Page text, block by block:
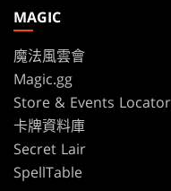
MAGIC
魔法風雲會
Magic.gg
Store & Events Locator
卡牌資料庫
Secret Lair
SpellTable